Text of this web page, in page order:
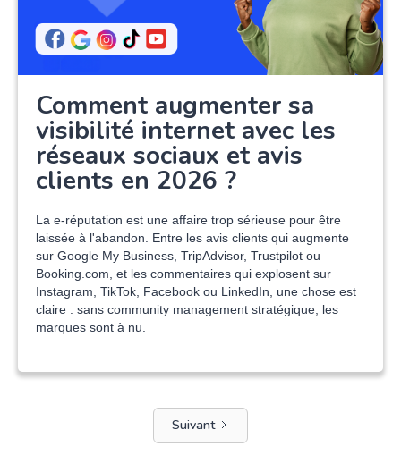
Comment augmenter sa
visibilité internet avec les
réseaux sociaux et avis
clients en 2026 ?
La e-réputation est une affaire trop sérieuse pour être
laissée à l'abandon. Entre les avis clients qui augmente
sur Google My Business, TripAdvisor, Trustpilot ou
Booking.com, et les commentaires qui explosent sur
Instagram, TikTok, Facebook ou LinkedIn, une chose est
claire : sans community management stratégique, les
marques sont à nu.
Suivant